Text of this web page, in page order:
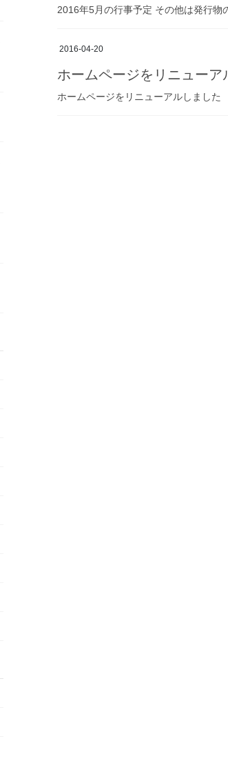
2016年5月の行事予定 その他は発行物
2016-04-20
ホームページをリニューア
ホームページをリニューアルしました